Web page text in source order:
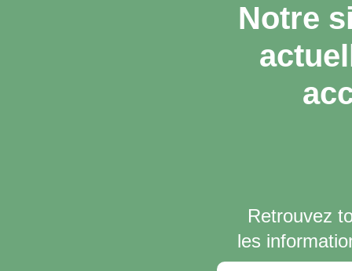
Notre
Retrouvez
les